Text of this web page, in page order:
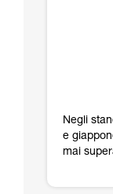
Negli
e
mai